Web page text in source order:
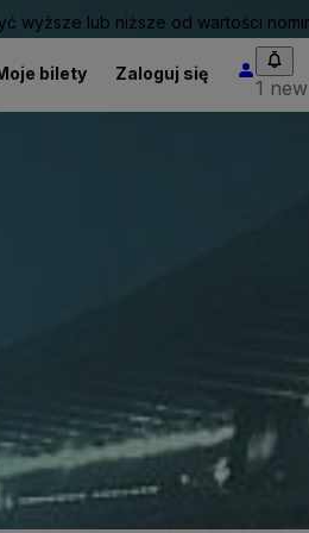
wyższe lub niższe od wartości
bilety Zaloguj się
1